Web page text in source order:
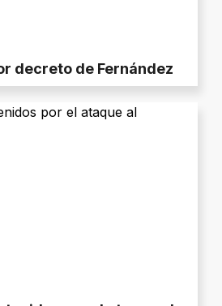
decreto de Fernández